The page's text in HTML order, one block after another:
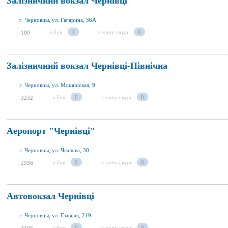
г. Черновцы, ул. Гагарина, 36А
100 я був 1 я хочу сюди 0
Залізничний вокзал Чернівці-Північна
г. Черновцы, ул. Мошинская, 9
3232 я був 0 я хочу сюди 0
Аеропорт "Чернівці"
г. Черновцы, ул. Чкалова, 30
2936 я був 0 я хочу сюди 0
Автовокзал Чернівці
г. Черновцы, ул. Главная, 219